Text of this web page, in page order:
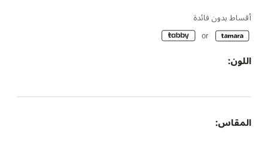
أقساط بدون فائدة
اللون:
المقاس: